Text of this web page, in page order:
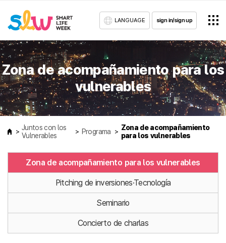
LANGUAGE sign in/sign up
Zona de acompañamiento para los
vulnerables
Juntos con los
Vulnerables
Programa
Zona de acompañamiento
para los vulnerables
Zona de acompañamiento para los vulnerables
Pitching de inversiones·Tecnología
Seminario
Concierto de charlas